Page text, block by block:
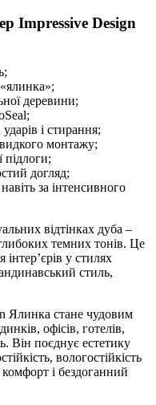
Impressive Design
деревини;
і стирання;
монтажу;
підлоги;
догляд;
за інтенсивного
відтінках дуба –
темних тонів. Це
інтер’єрів у стилях
стиль,
Ялинка стане чудовим
офісів, готелів,
Він поєднує естетику
вологостійкість
комфорт і бездоганний